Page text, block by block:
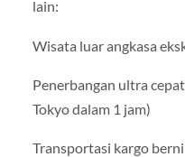
lain:
Wisata luar angkasa
Penerbangan ultra
Tokyo dalam 1 jam)
Transportasi kargo